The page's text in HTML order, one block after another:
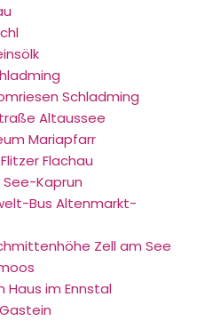
Schladming
Altaussee
Mariapfarr
Flachau
See-Kaprun
Bus Altenmarkt-
Zell am See
im Ennstal